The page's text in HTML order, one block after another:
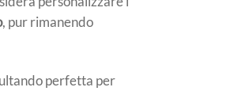
, pur rimanendo
perfetta per